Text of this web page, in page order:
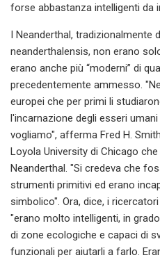
forse abbastanza intelligenti da
I Neanderthal, tradizionalmente
neanderthalensis, non erano
erano anche più “moderni” di
precedentemente ammesso.
europei che per primi li
l'incarnazione degli esseri
vogliamo", afferma Fred H.
Loyola University di Chicago
Neanderthal. "Si credeva che
strumenti primitivi ed erano
simbolico". Ora, dice, i
"erano molto intelligenti, in
di zone ecologiche e capaci di
funzionali per aiutarli a farlo.